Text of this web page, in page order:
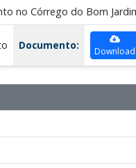
no Córrego do Bom
Documento: Download